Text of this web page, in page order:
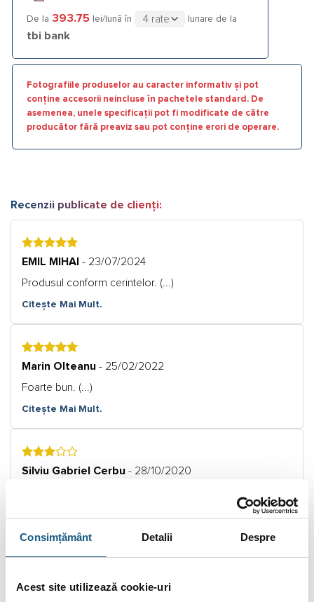
Consimțământ Detalii Despre
Acest site utilizează cookie-uri
De la 393.75 lei/lună în lunare de la
tbi bank
Fotografiile produselor au caracter informativ și pot
conține accesorii neincluse în pachetele standard. De
asemenea, unele specificații pot fi modificate de către
producător fără preaviz sau pot conține erori de operare.
Recenzii publicate de clienți:
5EMIL MIHAI - 23/07/2024
Produsul conform cerintelor. (...)
Citește Mai Mult.
5Marin Olteanu - 25/02/2022
Foarte bun. (...)
Citește Mai Mult.
3
Silviu Gabriel Cerbu - 28/10/2020